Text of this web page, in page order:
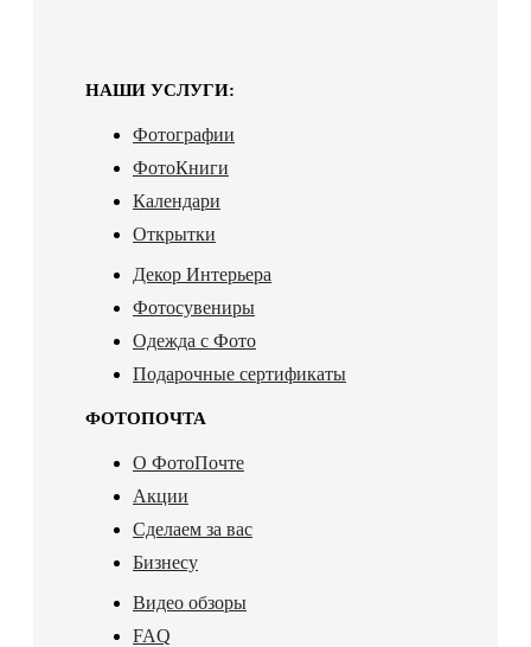
НАШИ УСЛУГИ:
Фотографии
ФотоКниги
Календари
Открытки
Декор Интерьера
Фотосувениры
Одежда с Фото
Подарочные сертификаты
ФОТОПОЧТА
О ФотоПочте
Акции
Сделаем за вас
Бизнесу
Видео обзоры
FAQ